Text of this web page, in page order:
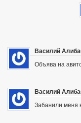
Василий
Объява на
Василий
Забанили меня